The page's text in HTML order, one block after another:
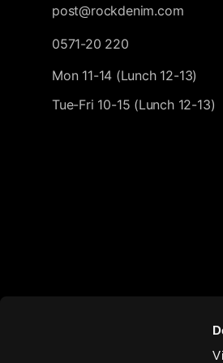
post@rockdenim.com
0571-20 220
Mon 11-14 (Lunch 12-13)
Tue-Fri 10-15 (Lunch 12-13)